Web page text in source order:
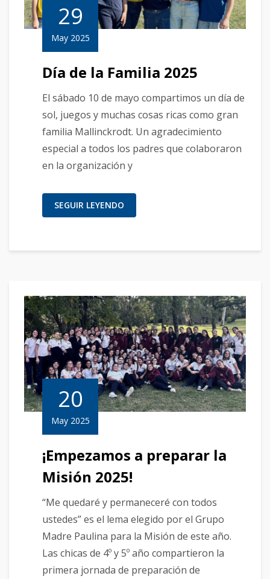
29
May 2025
Día de la Familia 2025
El sábado 10 de mayo compartimos un día de
sol, juegos y muchas cosas ricas como gran
familia Mallinckrodt. Un agradecimiento
especial a todos los padres que colaboraron
en la organización y
SEGUIR LEYENDO
20
May 2025
¡Empezamos a preparar la
Misión 2025!
“Me quedaré y permaneceré con todos
ustedes” es el lema elegido por el Grupo
Madre Paulina para la Misión de este año.
Las chicas de 4º y 5º año compartieron la
primera jornada de preparación de